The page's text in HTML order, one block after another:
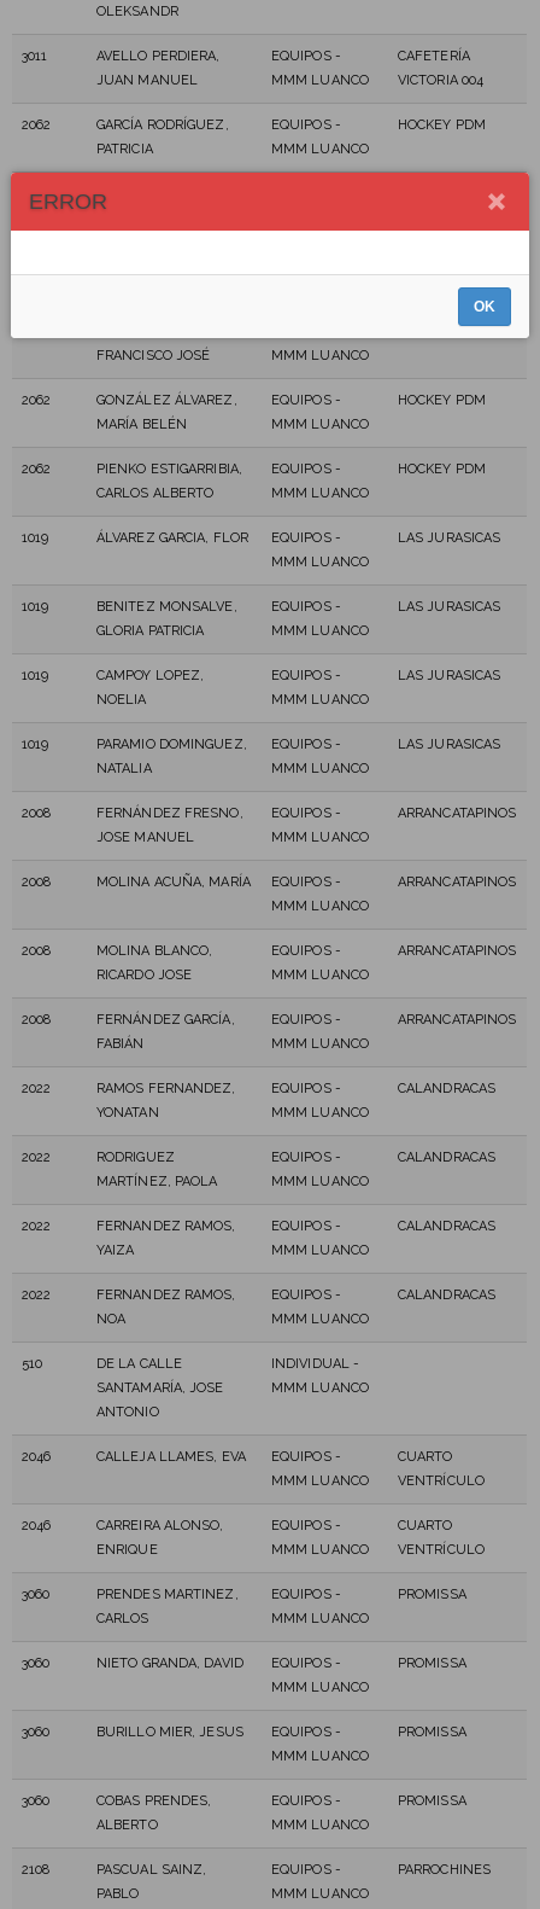
OLEKSANDR
3011
AVELLO PERDIERA,
JUAN MANUEL
EQUIPOS -
MMM LUANCO
CAFETERÍA
VICTORIA 004
2062
GARCÍA RODRÍGUEZ,
PATRICIA
EQUIPOS -
MMM LUANCO
HOCKEY PDM
3011 AUGUSTO DÍAZ, CESAR
VICTORIA 004
FRANCISCO JOSÉ
MMM LUANCO
HOCKEY PDM
2062
GONZÁLEZ ÁLVAREZ,
MARÍA BELÉN
EQUIPOS -
MMM LUANCO
HOCKEY PDM
2062
PIENKO ESTIGARRIBIA,
CARLOS ALBERTO
EQUIPOS -
MMM LUANCO
HOCKEY PDM
1019 ÁLVAREZ GARCIA, FLOR
EQUIPOS -
MMM LUANCO
LAS JURASICAS
1019
BENITEZ MONSALVE,
GLORIA PATRICIA
EQUIPOS -
MMM LUANCO
LAS JURASICAS
1019
CAMPOY LOPEZ,
NOELIA
EQUIPOS -
MMM LUANCO
LAS JURASICAS
1019
PARAMIO DOMINGUEZ,
NATALIA
EQUIPOS -
MMM LUANCO
LAS JURASICAS
2008
FERNÁNDEZ FRESNO,
JOSE MANUEL
EQUIPOS -
MMM LUANCO
ARRANCATAPINOS
2008 MOLINA ACUÑA, MARÍA
EQUIPOS -
MMM LUANCO
ARRANCATAPINOS
2008
MOLINA BLANCO,
RICARDO JOSE
EQUIPOS -
MMM LUANCO
ARRANCATAPINOS
2008
FERNÁNDEZ GARCÍA,
FABIÁN
EQUIPOS -
MMM LUANCO
ARRANCATAPINOS
2022
RAMOS FERNANDEZ,
YONATAN
EQUIPOS -
MMM LUANCO
CALANDRACAS
2022
RODRIGUEZ
MARTÍNEZ, PAOLA
EQUIPOS -
MMM LUANCO
CALANDRACAS
2022
FERNANDEZ RAMOS,
YAIZA
EQUIPOS -
MMM LUANCO
CALANDRACAS
2022
FERNANDEZ RAMOS,
NOA
EQUIPOS -
MMM LUANCO
CALANDRACAS
510
DE LA CALLE
SANTAMARÍA, JOSE
ANTONIO
INDIVIDUAL -
MMM LUANCO
2046 CALLEJA LLAMES, EVA
EQUIPOS -
MMM LUANCO
CUARTO
VENTRÍCULO
2046
CARREIRA ALONSO,
ENRIQUE
EQUIPOS -
MMM LUANCO
CUARTO
VENTRÍCULO
3060
PRENDES MARTINEZ,
CARLOS
EQUIPOS -
MMM LUANCO
PROMISSA
3060 NIETO GRANDA, DAVID
EQUIPOS -
MMM LUANCO
PROMISSA
3060 BURILLO MIER, JESUS
EQUIPOS -
MMM LUANCO
PROMISSA
3060
COBAS PRENDES,
ALBERTO
EQUIPOS -
MMM LUANCO
PROMISSA
2108
PASCUAL SAINZ,
PABLO
EQUIPOS -
MMM LUANCO
PARROCHINES
ERROR
OK